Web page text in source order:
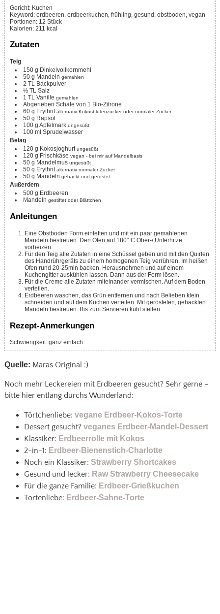
Gericht: Kuchen
Keyword: erdbeeren, erdbeerkuchen, frühling, gesund, obstboden, vegan
Portionen: 12 Stück
Kalorien: 211 kcal
Zutaten
Teig
150 g Dinkelvollkornmehl
50 g Mandeln gemahlen
2 TL Backpulver
½ TL Salz
1 TL Vanille gemahlen
Abgerieben Schale von 1 Bio-Zitrone
60 g Erythrit alternativ Kokosblütenzucker oder normaler Zucker
50 g Rapsöl
100 g Apfelmark ungesüßt
100 ml Sprudelwasser
Belag
120 g Kokosjoghurt ungesüßt
120 g Frischkäse vegan - bei mir auf Mandelbasis
50 g Mandelmus ungesüßt
50 g Erythrit alternativ normaler Zucker
50 g Mandeln gehackt und geröstet
Außerdem
500 g Erdbeeren
Mandeln gestiftet oder Blättchen
Anleitungen
Eine Obstboden Form einfetten und mit ein paar gemahlenen
Mandeln bestreuen. Den Ofen auf 180° C Ober-/ Unterhitze
vorheizen.
Für den Teig alle Zutaten in eine Schüssel geben und mit den Quirlen
des Handrührgeräts zu einem homogenen Teig verrühren. Im heißen
Ofen rund 20-25min backen. Herausnehmen und auf einem
Kuchengitter auskühlen lassen. Dann aus der Form lösen.
Für die Creme alle Zutaten miteinander vermischen. Auf dem Boden
verteilen.
Erdbeeren waschen, das Grün entfernen und nach Belieben klein
schneiden und auf dem Kuchen verteilen. Mit gerösteten, gehackten
Mandeln bestreuen. Bis zum Servieren kühl stellen.
Rezept-Anmerkungen
Schwierigkeit: ganz einfach
Quelle: Maras Original :)
Noch mehr Leckereien mit Erdbeeren gesucht? Sehr gerne –
bitte hier entlang durchs Wunderland:
Törtchenliebe: vegane Erdbeer-Kokos-Torte
Dessert gesucht? veganes Erdbeer-Mandel-Dessert
Klassiker: Erdbeerrolle mit Kokos
2-in-1: Erdbeer-Bienenstich-Charlotte
Noch ein Klassiker: Strawberry Shortcakes
Gesund und lecker: Raw Strawberry Cheesecake
Für die ganze Familie: Erdbeer-Grießkuchen
Tortenliebe: Erdbeer-Sahne-Torte